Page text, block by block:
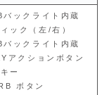
バックライト内蔵
ック（左/右）
バックライト内蔵
アクションボタン
ー
ボタン